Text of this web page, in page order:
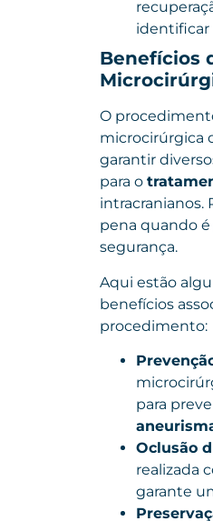
identificar
Benefícios
O
microcirúrgica
garantir
para o
intracranianos.
pena quando é
segurança.
Aqui estão
benefícios
procedimento:
para
Oclusão
realizada
garante